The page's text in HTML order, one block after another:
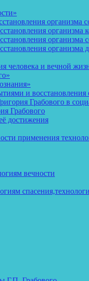
организма
организма
организма
человека и вечной
и восстановления
Грабового в
Грабового
достижения
применения
вечности